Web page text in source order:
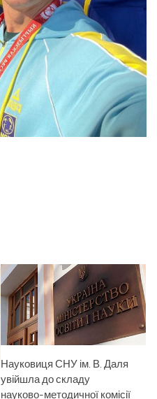
Науковиця СНУ ім. В. Даля
увійшла до складу
науково-методичної комісії